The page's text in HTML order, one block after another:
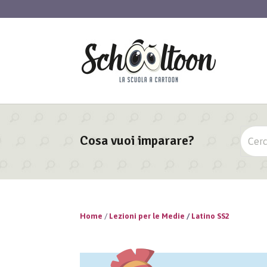
Cosa vuoi imparare?
Home / Lezioni per le Medie / Latino SS2